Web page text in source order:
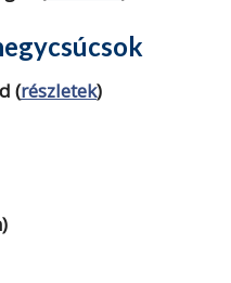
(részletek)